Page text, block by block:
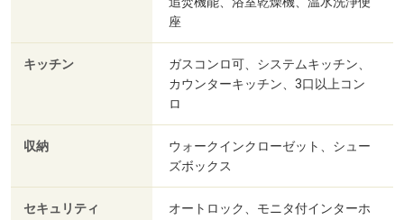
座
キッチン
ガスコンロ可、システムキッチン、
カウンターキッチン、3口以上コン
ロ
収納
ウォークインクローゼット、シュー
ズボックス
セキュリティ
オートロック、モニタ付インターホ